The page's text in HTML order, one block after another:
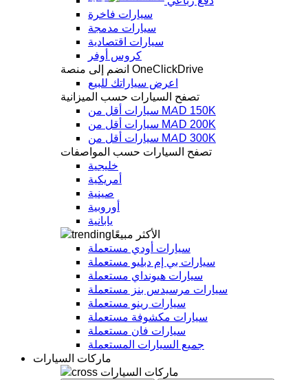
سيارات فاخرة
سيارات مدمجة
سيارات اقتصادية
كروس أوفر
انضم إلى منصة OneClickDrive
اعرض سياراتك للبيع
تصفح السيارات حسب الميزانية
سيارات أقل من MAD 150K
سيارات أقل من MAD 200K
سيارات أقل من MAD 300K
تصفح السيارات حسب المواصفات
خليجية
أمريكية
صينية
أوروبية
يابانية
الأكثر مبيعًا
سيارات أودي مستعملة
سيارات بي إم دبليو مستعملة
سيارات هيونداي مستعملة
سيارات مرسيدس بنز مستعملة
سيارات رينو مستعملة
سيارات مكشوفة مستعملة
سيارات فان مستعملة
جميع السيارات المستعملة
ماركات السيارات
ماركات السيارات